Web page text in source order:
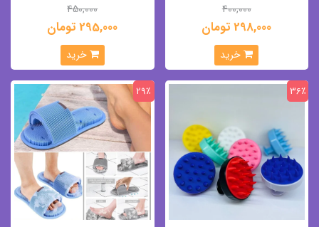
400,000
298,000 تومان
خرید
450,000
295,000 تومان
خرید
36٪ 29٪